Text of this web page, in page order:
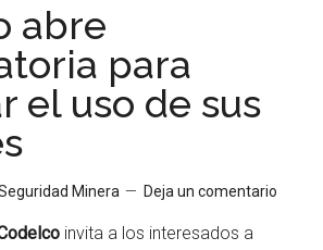
abre
para
el uso de sus
Minera Deja un comentario
invita a los interesados a